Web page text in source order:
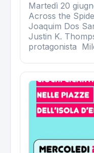
Martedì 20
Across the
Joaquim Dos
Justin K.
protagonista